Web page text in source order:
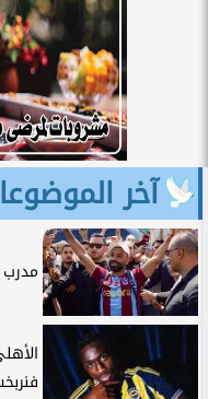
آخر
مدرب